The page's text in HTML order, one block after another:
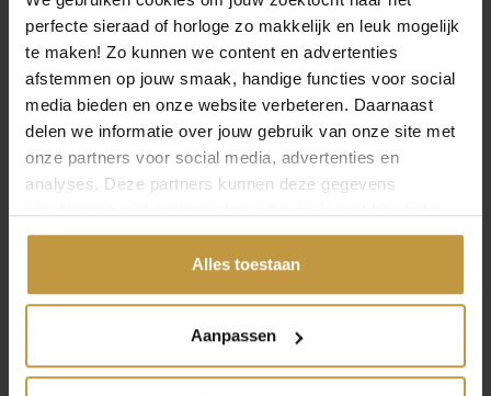
perfecte sieraad of horloge zo makkelijk en leuk mogelijk
te maken! Zo kunnen we content en advertenties
afstemmen op jouw smaak, handige functies voor social
media bieden en onze website verbeteren. Daarnaast
delen we informatie over jouw gebruik van onze site met
onze partners voor social media, advertenties en
analyses. Deze partners kunnen deze gegevens
gedeeld of die ze hebben verzameld via jouw gebruik van
Alles toestaan
Aanpassen
DANISH DESIGN
HORLOGE RHINE
IQ19Q199 ROOD
Direct leverbaar, 1
werkdag
DANISH DESIGN DKX
PRO HORLOGE
IV82Q1303
GOLDPLATED
Direct leverbaar, 1